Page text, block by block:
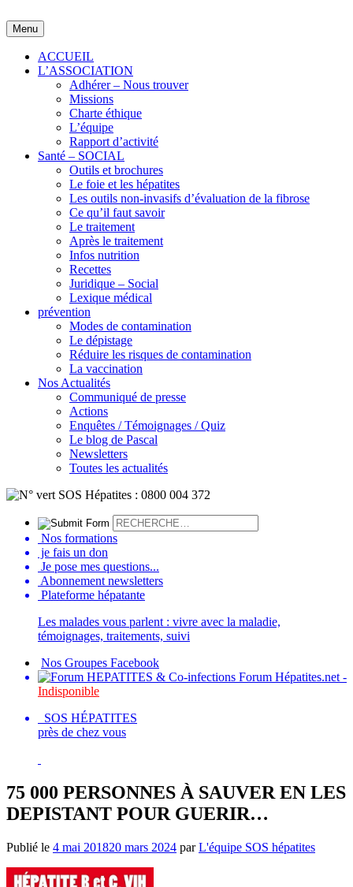
to
content
Menu
ACCUEIL
L’ASSOCIATION
Adhérer – Nous trouver
Missions
Charte éthique
L’équipe
Rapport d’activité
Santé – SOCIAL
Outils et brochures
Le foie et les hépatites
Les outils non-invasifs d’évaluation de la fibrose
Ce qu’il faut savoir
Le traitement
Après le traitement
Infos nutrition
Recettes
Juridique – Social
Lexique médical
prévention
Modes de contamination
Le dépistage
Réduire les risques de contamination
La vaccination
Nos Actualités
Communiqué de presse
Actions
Enquêtes / Témoignages / Quiz
Le blog de Pascal
Newsletters
Toutes les actualités
Nos formations
je fais un don
Je pose mes questions...
Abonnement newsletters
Plateforme hépatante
Les malades vous parlent : vivre avec la maladie,
témoignages, traitements, suivi
Nos Groupes Facebook
Forum Hépatites.net -
Indisponible
SOS HÉPATITES
près de chez vous
75 000 PERSONNES À SAUVER EN LES
DEPISTANT POUR GUERIR…
Publié le 4 mai 201820 mars 2024 parL'équipe SOS hépatites